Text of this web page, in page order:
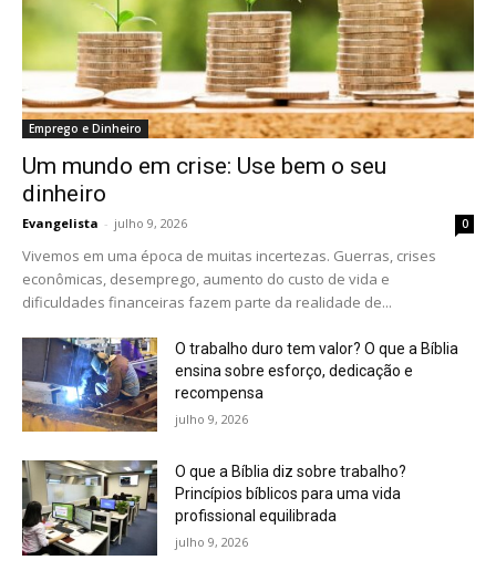
Emprego e Dinheiro
Um mundo em crise: Use bem o seu
dinheiro
Evangelista - julho 9, 2026 0
Vivemos em uma época de muitas incertezas. Guerras, crises
econômicas, desemprego, aumento do custo de vida e
dificuldades financeiras fazem parte da realidade de...
O trabalho duro tem valor? O que a Bíblia
ensina sobre esforço, dedicação e
recompensa
julho 9, 2026
O que a Bíblia diz sobre trabalho?
Princípios bíblicos para uma vida
profissional equilibrada
julho 9, 2026